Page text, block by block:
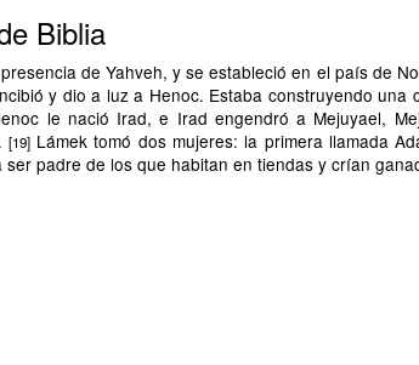
Biblia
de Yahveh, y se estableció en el país de
y dio a luz a Henoc. Estaba construyendo una
le nació Irad, e Irad engendró a Mejuyael,
[19]Lámek tomó dos mujeres: la primera llamada
ser padre de los que habitan en tiendas y crían